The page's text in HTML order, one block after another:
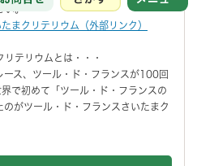
。
まクリテリウム（外部リンク）
テリウムとは・・・
ース、ツール・ド・フランスが100回
で初めて「ツール・ド・フランスの
がツール・ド・フランスさいたまク